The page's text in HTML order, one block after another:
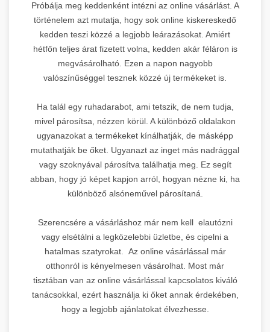
Leírás:Osztrák SEO ügynökség
bécsben, AI-alapú stratégiákkal.
Prémium linképítési
szolgáltatások nemzetközi
specializálódva.
Domain Rating:23 |Piac:Német
nyelvterület
5.
SEO Agentur Wien
→
🔒
Kela Vagyonvédelem
DR 23
vagyonvédelmi szakértő platform
prémium linképítés PBN
hálózattal. Mellplasztika,
Zahnarzt, Welpen, Menedzser
témákban diverzifikált backlink
profil.
Domain Rating:23 |Tartalom:
7.
🔥
Cserépkályha Kémények
Próbálja meg keddenként intézni az online vásárlást. A
történelem azt mutatja, hogy sok online kiskereskedő
kedden teszi közzé a legjobb leárazásokat. Amiért
hétfőn teljes árat fizetett volna, kedden akár féláron is
megvásárolható. Ezen a napon nagyobb
valószínűséggel tesznek közzé új termékeket is.
Ha talál egy ruhadarabot, ami tetszik, de nem tudja,
mivel párosítsa, nézzen körül. A különböző oldalakon
ugyanazokat a termékeket kínálhatják, de másképp
mutathatják be őket. Ugyanazt az inget más nadrággal
vagy szoknyával párosítva találhatja meg. Ez segít
abban, hogy jó képet kapjon arról, hogyan nézne ki, ha
különböző alsóneművel párosítaná.
Szerencsére a vásárláshoz már nem kell elautózni
vagy elsétálni a legközelebbi üzletbe, és cipelni a
hatalmas szatyrokat. Az online vásárlással már
otthonról is kényelmesen vásárolhat. Most már
tisztában van az online vásárlással kapcsolatos kiváló
tanácsokkal, ezért használja ki őket annak érdekében,
hogy a legjobb ajánlatokat élvezhesse.